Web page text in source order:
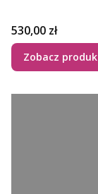
Cena
530,00 zł
Zobacz